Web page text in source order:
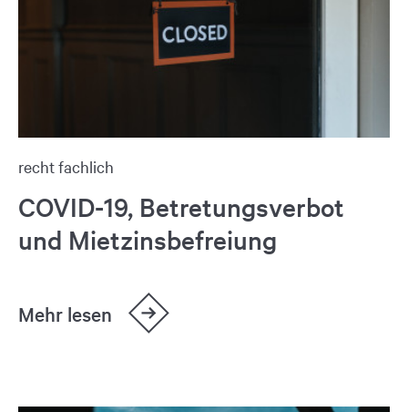
recht fachlich
COVID-19, Betretungsverbot
und Mietzinsbefreiung
Mehr lesen